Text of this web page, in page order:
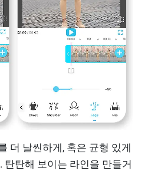
더 날씬하게, 혹은 균형 있게
탄탄해 보이는 라인을 만들거